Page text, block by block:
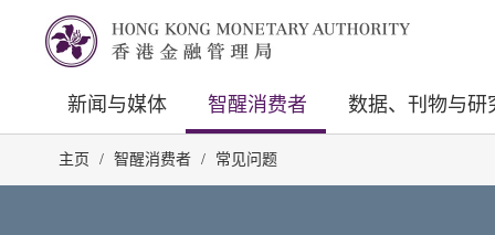
新闻与媒体 智醒消费者 数据、刊物与研
主页 / 智醒消费者 / 常见问题